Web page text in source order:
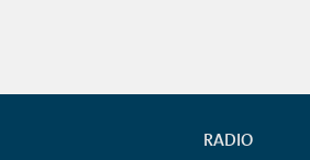
RADIO